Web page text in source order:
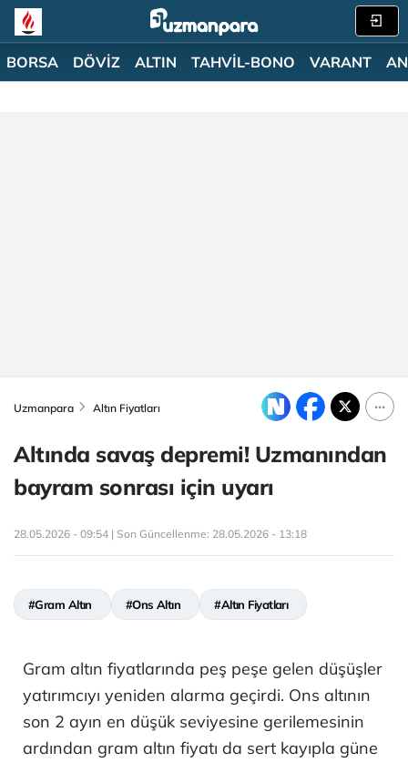
BORSA DÖVİZ ALTIN TAHVİL-BONO VARANT
Uzmanpara Altın Fiyatları
Altında savaş depremi! Uzmanından
bayram sonrası için uyarı
28.05.2026 - 09:54 | Son Güncellenme: 28.05.2026 - 13:18
#Gram Altın #Ons Altın #Altın Fiyatları
Gram altın fiyatlarında peş peşe gelen düşüşler
yatırımcıyı yeniden alarma geçirdi. Ons altının
son 2 ayın en düşük seviyesine gerilemesinin
ardından gram altın fiyatı da sert kayıpla güne